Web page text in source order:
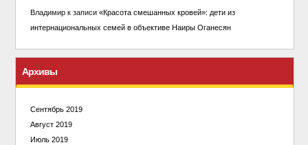
Владимирк записи «Красота смешанных кровей»: дети из
интернациональных семей в объективе Наиры Оганесян
Архивы
Сентябрь 2019
Август 2019
Июль 2019